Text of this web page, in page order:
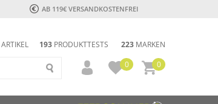
AB 119€ VERSANDKOSTENFREI
193 PRODUKTTESTS 223 MARKEN
ARTIKEL
0
0